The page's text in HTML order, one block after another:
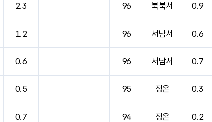
2.3 96 북북서 0.9
1.2 96 서남서 0.6
0.6 96 서남서 0.7
0.5 95 정온 0.3
0.7 94 정온 0.2